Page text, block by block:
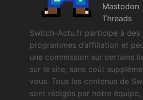
Mastodon
Threads
Switch-Actu.fr participe à des
programmes d’affiliation et
une commission sur certains
sur le site, sans coût
vous. Tous les contenus de
sont rédigés par notre équipe,